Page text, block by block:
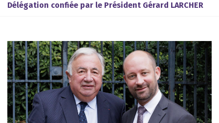
Délégation confiée par le Président Gérard LARCHER